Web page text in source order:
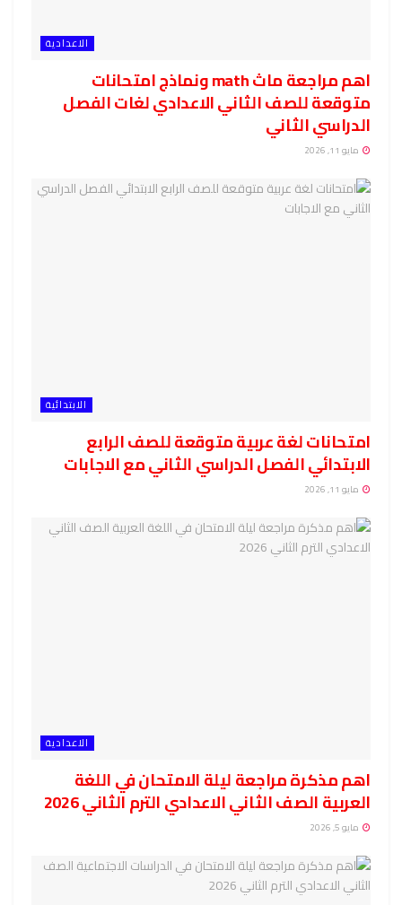
الاعدادية
اهم مراجعة ماث math ونماذج امتحانات
متوقعة للصف الثاني الاعدادي لغات الفصل
الدراسي الثاني
مايو 11, 2026
الابتدائية
امتحانات لغة عربية متوقعة للصف الرابع
الابتدائي الفصل الدراسي الثاني مع الاجابات
مايو 11, 2026
الاعدادية
اهم مذكرة مراجعة ليلة الامتحان في اللغة
العربية الصف الثاني الاعدادي الترم الثاني 2026
مايو 5, 2026